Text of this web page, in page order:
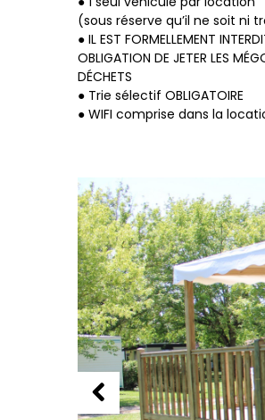
(sous réserve qu’il ne soit ni
● IL EST FORMELLEMENT
OBLIGATION DE JETER LES
DÉCHETS
● Trie sélectif OBLIGATOIRE
● WIFI comprise dans la